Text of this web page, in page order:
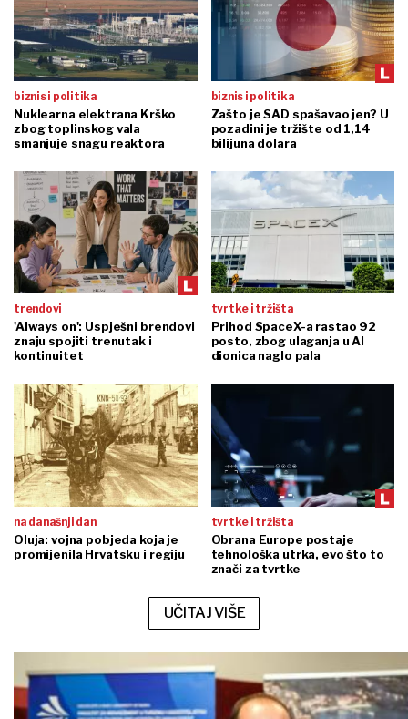
biznis i politika
Nuklearna elektrana Krško
zbog toplinskog vala
smanjuje snagu reaktora
biznis i politika
Zašto je SAD spašavao jen? U
pozadini je tržište od 1,14
bilijuna dolara
trendovi
'Always on': Uspješni brendovi
znaju spojiti trenutak i
kontinuitet
tvrtke i tržišta
Prihod SpaceX-a rastao 92
posto, zbog ulaganja u AI
dionica naglo pala
na današnji dan
Oluja: vojna pobjeda koja je
promijenila Hrvatsku i regiju
tvrtke i tržišta
Obrana Europe postaje
tehnološka utrka, evo što to
znači za tvrtke
UČITAJ VIŠE